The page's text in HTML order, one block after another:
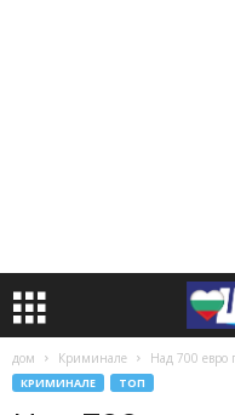
дом Криминале Над 700 евро
КРИМИНАЛЕ ТОП